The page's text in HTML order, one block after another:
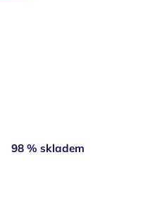
98 % skladem